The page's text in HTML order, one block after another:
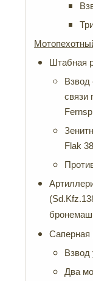
Штабная
Взвод
связи
Flak
Саперная
Взвод
Два